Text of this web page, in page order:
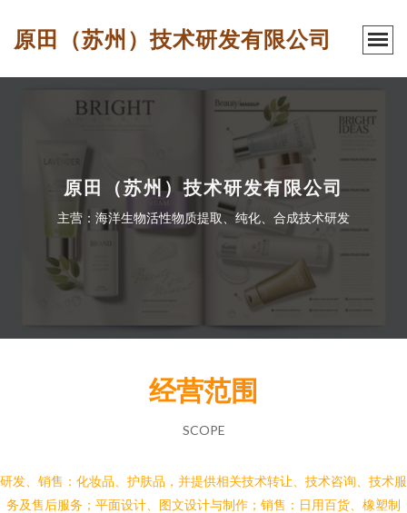
原田（苏州）技术研发有限公司
原田（苏州）技术研发有限公司
主营：海洋生物活性物质提取、纯化、合成技术研发
经营范围
SCOPE
研发、销售：化妆品、护肤品，并提供相关技术转让、技术咨询、技术服
务及售后服务；平面设计、图文设计与制作；销售：日用百货、橡塑制